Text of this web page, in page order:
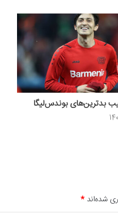
بدترین‌های بوندس‌لیگا
شده‌اند*